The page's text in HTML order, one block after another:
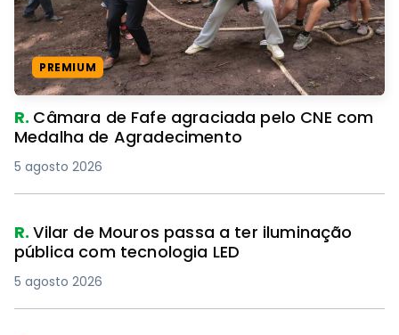
PREMIUM
R. Câmara de Fafe agraciada pelo CNE com
Medalha de Agradecimento
5 agosto 2026
R.Vilar de Mouros passa a ter iluminação
pública com tecnologia LED
5 agosto 2026